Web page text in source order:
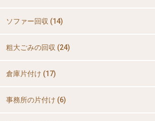
ソファー回収 (14)
粗大ごみの回収 (24)
倉庫片付け (17)
事務所の片付け (6)